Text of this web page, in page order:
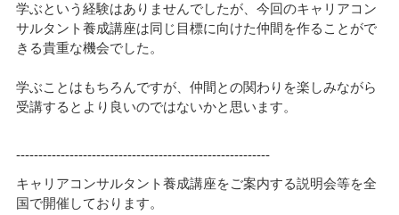
学ぶという経験はありませんでしたが、今回のキャリアコン
サルタント養成講座は同じ目標に向けた仲間を作ることがで
きる貴重な機会でした。
学ぶことはもちろんですが、仲間との関わりを楽しみながら
受講するとより良いのではないかと思います。
---------------------------------------------------------
キャリアコンサルタント養成講座をご案内する説明会等を全
国で開催しております。